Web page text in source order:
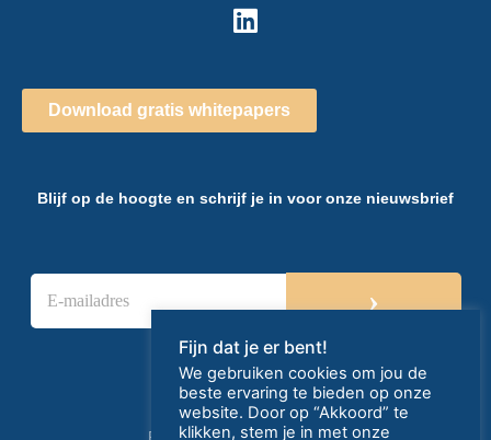
Download gratis whitepapers
Blijf op de hoogte en schrijf je in voor onze nieuwsbrief
E
m
›
Fijn dat je er bent!
We gebruiken cookies om jou de
beste ervaring te bieden op onze
website. Door op “Akkoord” te
klikken, stem je in met onze